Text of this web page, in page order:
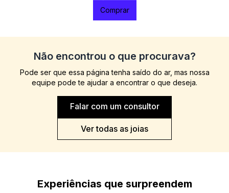
Comprar
Não encontrou o que procurava?
Pode ser que essa página tenha saído do ar, mas nossa
equipe pode te ajudar a encontrar o que deseja.
Falar com um consultor
Ver todas as joias
Experiências que surpreendem